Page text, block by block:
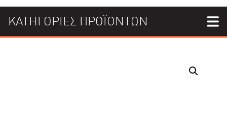
ΚΑΤΗΓΟΡΙΕΣ ΠΡΟΪΟΝΤΩΝ